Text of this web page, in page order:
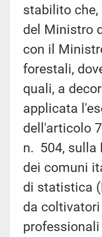
stabilito che,
del Ministro
con il
forestali,
quali, a
applicata
dell'articolo
n. 504, sulla
dei comuni
di statistica
da